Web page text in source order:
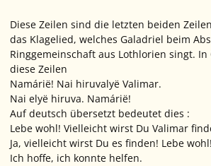
Diese Zeilen sind die letzten beiden
das Klagelied, welches Galadriel beim
Ringgemeinschaft aus Lothlorien singt. In
diese Zeilen
Namárië! Nai hiruvalyë Valimar.
Nai elyë hiruva. Namárië!
Auf deutsch übersetzt bedeutet dies :
Lebe wohl! Vielleicht wirst Du Valimar
Ja, vielleicht wirst Du es finden! Lebe wohl!
Ich hoffe, ich konnte helfen.